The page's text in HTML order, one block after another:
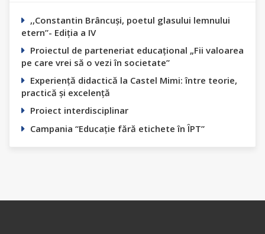
,,Constantin Вrâncuși, poetul glasului lemnului
etern”- Ediția а IV
Proiectul de parteneriat educațional „Fii valoarea
pe care vrei să o vezi în societate”
Experiență didactică la Castel Mimi: între teorie,
practică și excelență
Proiect interdisciplinar
Campania “Educație fără etichete în ÎPT”